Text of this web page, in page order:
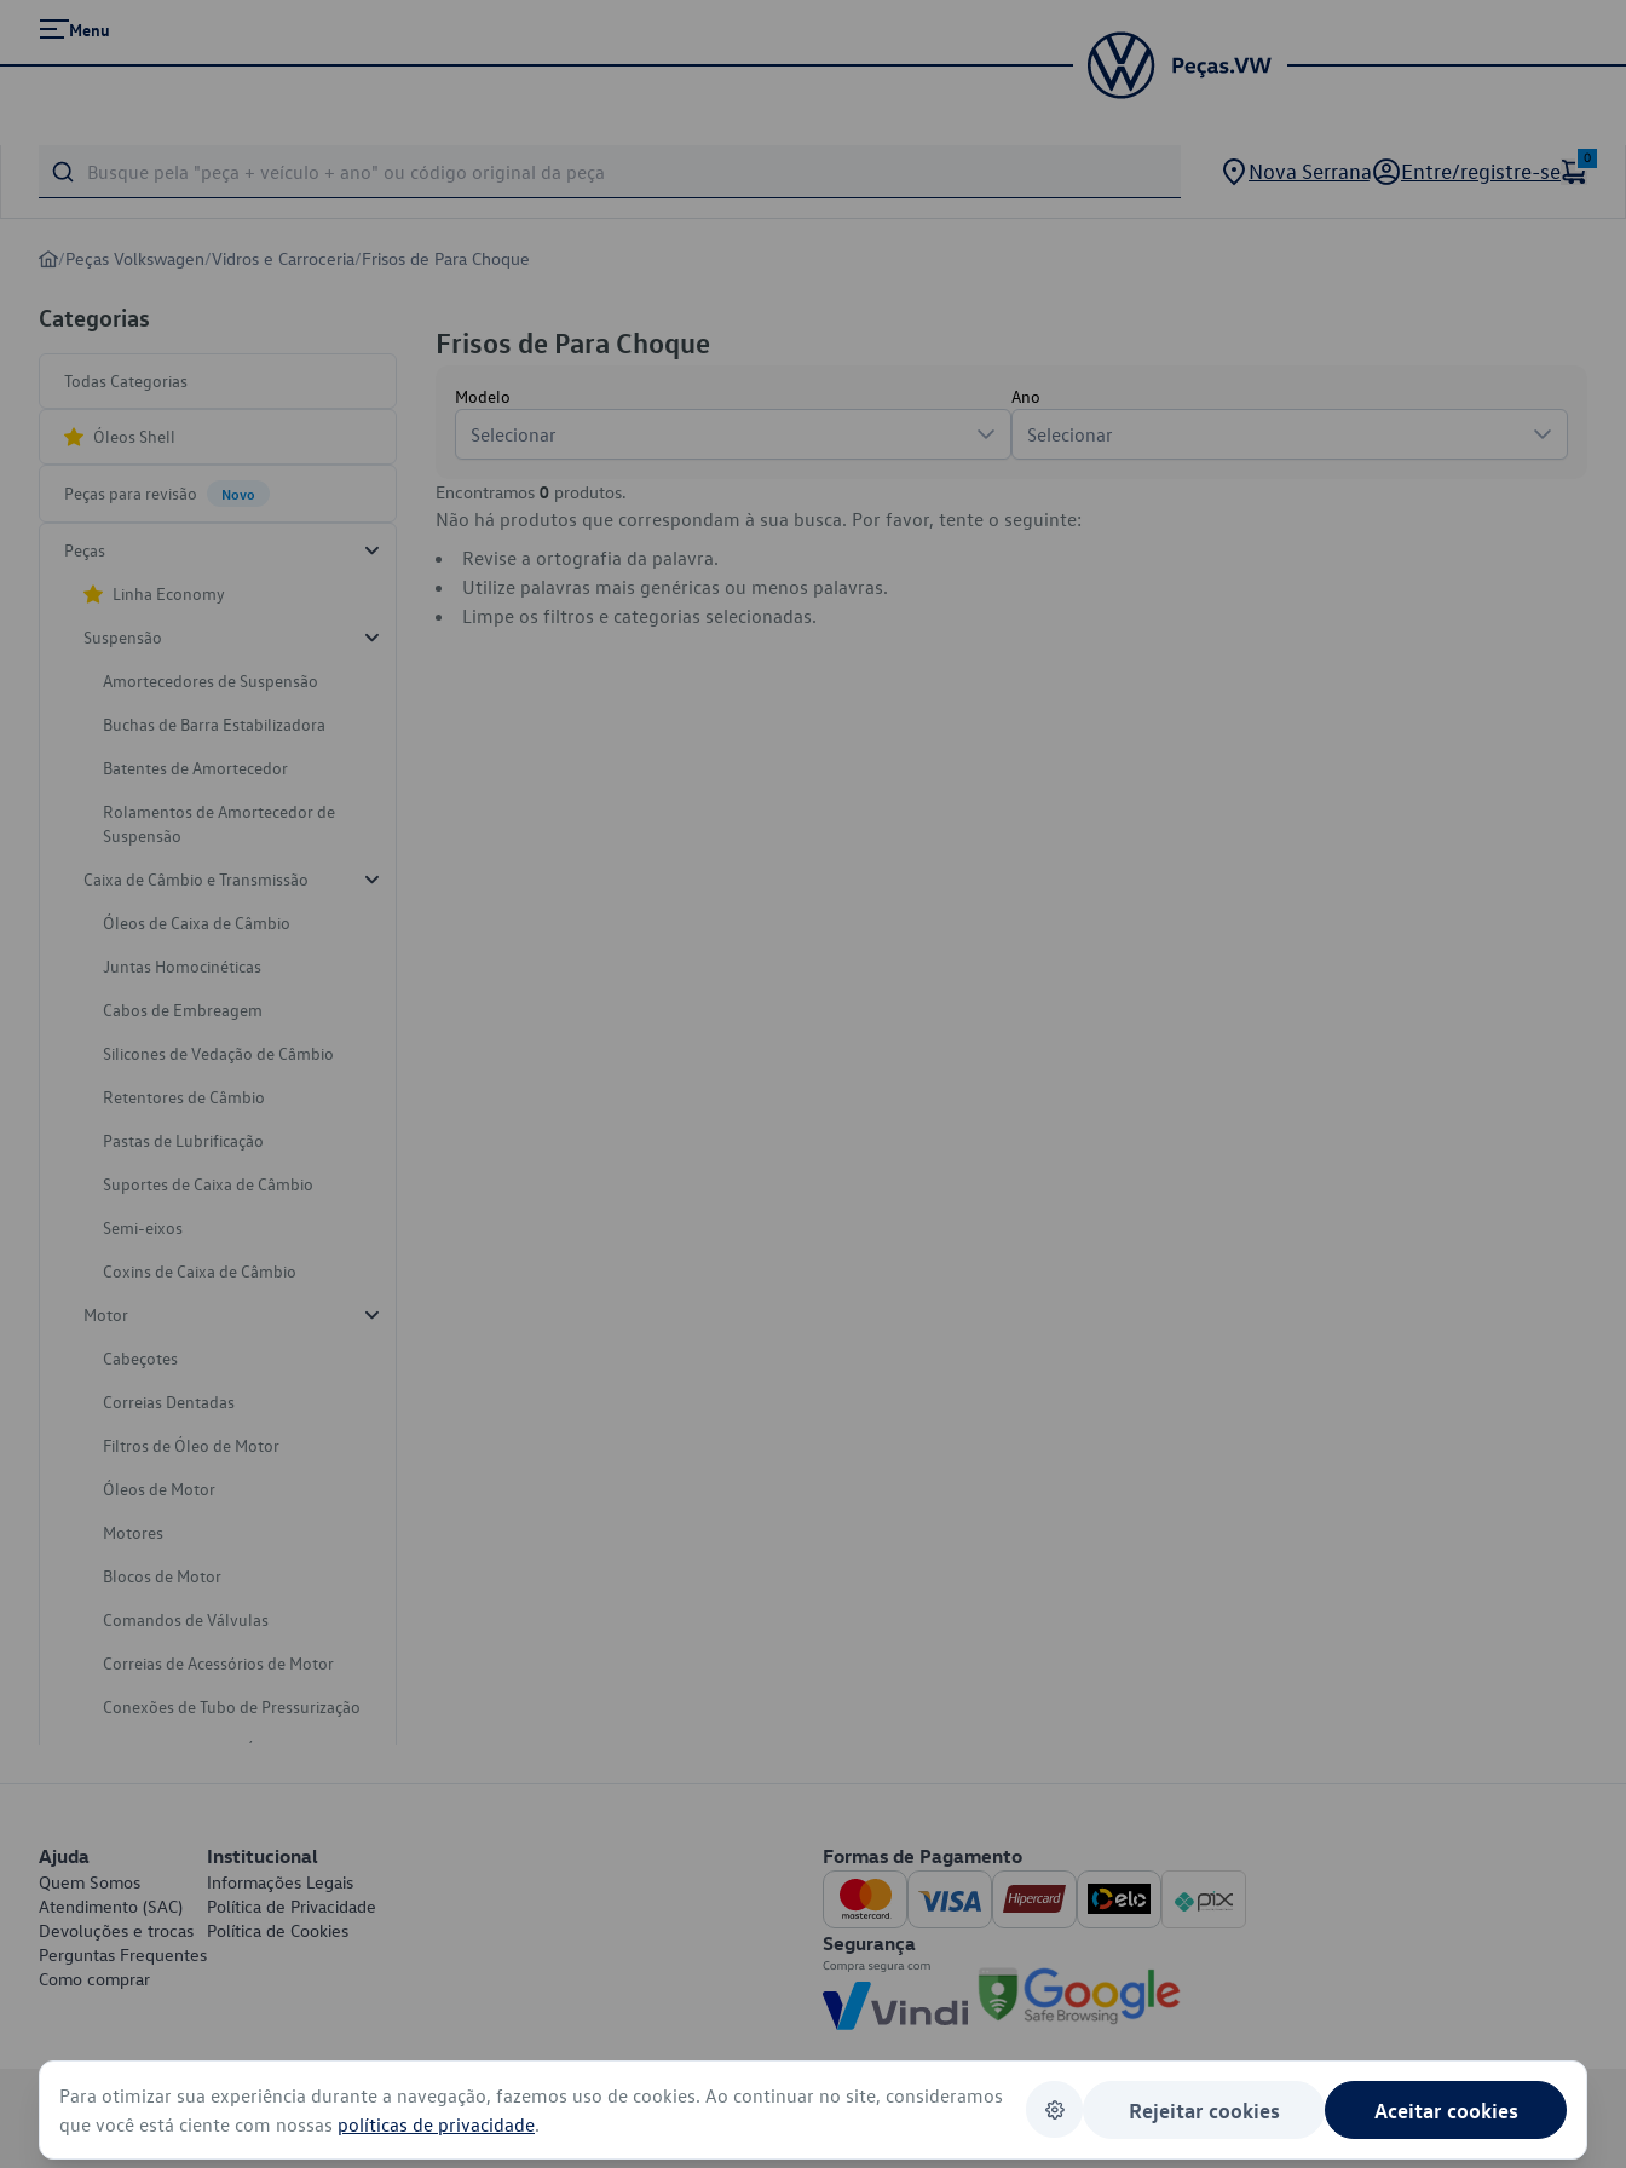
Menu
Nova Serrana Entre/registre-se
0
/Peças Volkswagen/Vidros e Carroceria/Frisos de Para Choque
Categorias
Todas Categorias
Óleos Shell
Peças para revisão Novo
Peças
Linha Economy
Suspensão
Amortecedores de Suspensão
Buchas de Barra Estabilizadora
Batentes de Amortecedor
Rolamentos de Amortecedor de
Suspensão
Caixa de Câmbio e Transmissão
Óleos de Caixa de Câmbio
Juntas Homocinéticas
Cabos de Embreagem
Silicones de Vedação de Câmbio
Retentores de Câmbio
Pastas de Lubrificação
Suportes de Caixa de Câmbio
Semi-eixos
Coxins de Caixa de Câmbio
Motor
Cabeçotes
Correias Dentadas
Filtros de Óleo de Motor
Óleos de Motor
Motores
Blocos de Motor
Comandos de Válvulas
Correias de Acessórios de Motor
Conexões de Tubo de Pressurização
Varetas de Nivel de Óleo
Discos de Freio
Juntas de Bomba de Vácuo
Mangueiras de Vácuo de Servo
Pratos de Disco de Freio
Travas de Pastilha de Freio
Frisos de Para Choque
Modelo
Selecionar
Ano
Selecionar
Encontramos 0 produtos.
Não há produtos que correspondam à sua busca. Por favor, tente o seguinte:
Revise a ortografia da palavra.
Utilize palavras mais genéricas ou menos palavras.
Limpe os filtros e categorias selecionadas.
Ajuda
Quem Somos
Atendimento (SAC)
Devoluções e trocas
Perguntas Frequentes
Como comprar
Institucional
Informações Legais
Política de Privacidade
Política de Cookies
Formas de Pagamento
Segurança
© 2026 - Volkswagen do Brasil - Todos os direitos reservados
Para otimizar sua experiência durante a navegação, fazemos uso de cookies. Ao continuar no site, consideramos
que você está ciente com nossas políticas de privacidade.
Rejeitar cookies Aceitar cookies